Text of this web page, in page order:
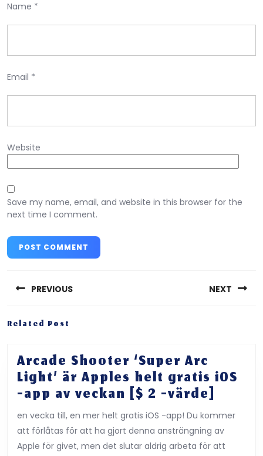
Name *
Email *
Website
Save my name, email, and website in this browser for the
next time I comment.
navigation
PREVIOUS
Previous
NEXT
Related Post
Arcade Shooter ‘Super Arc
Light’ är Apples helt gratis iOS
-app av veckan [$ 2 -värde]
‘Super
Arc
en vecka till, en mer helt gratis iOS -app! Du kommer
att förlåtas för att ha gjort denna ansträngning av
Apple för givet, men det slutar aldrig arbeta för att